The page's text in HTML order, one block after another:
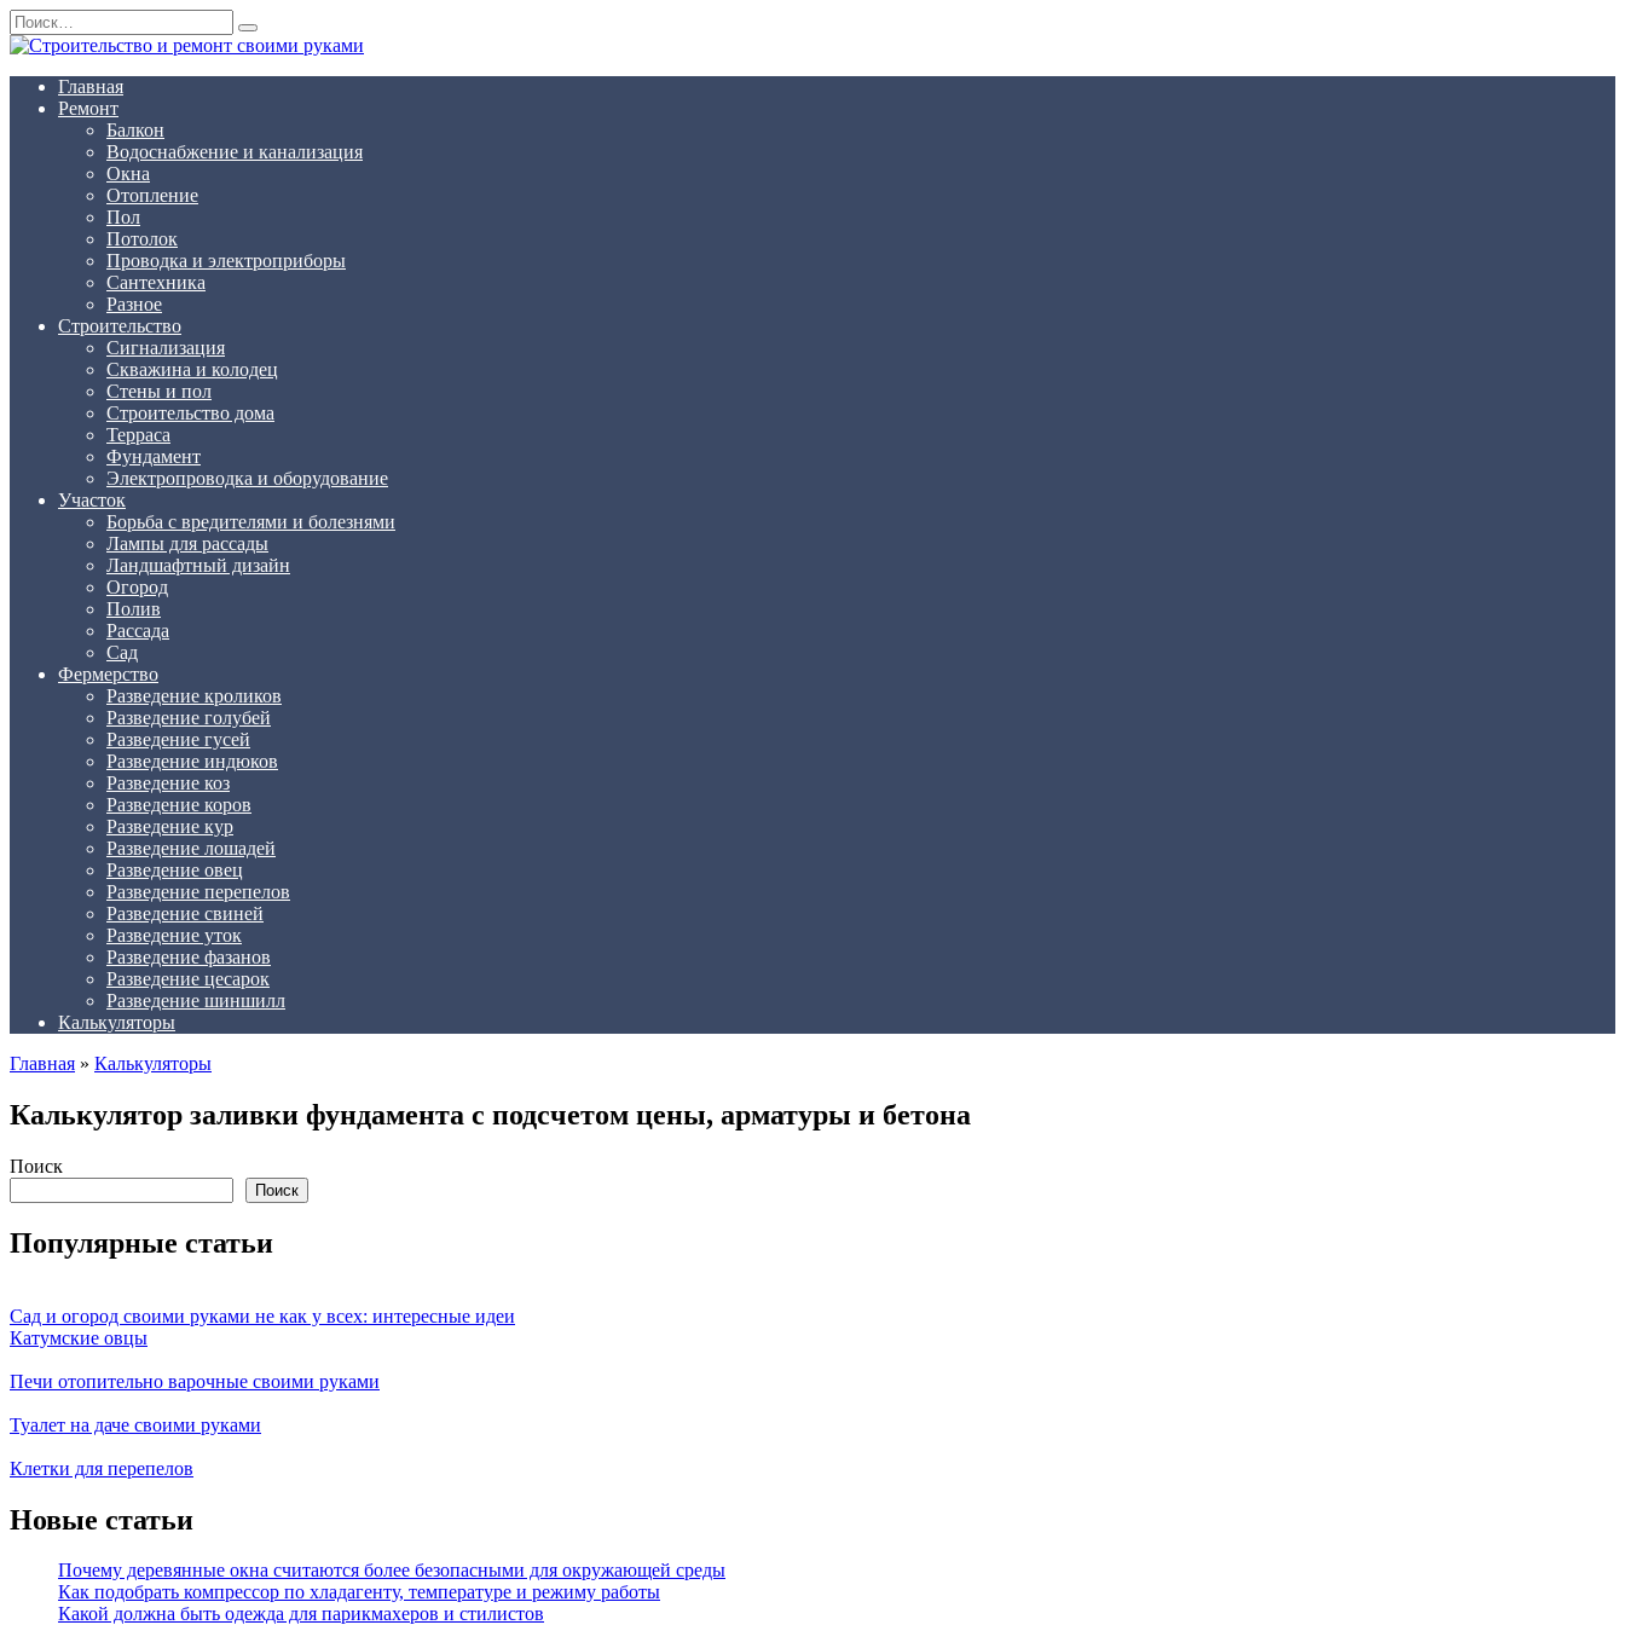
Перейти
к
содержанию
Search
for:
Главная
Ремонт
Балкон
Водоснабжение и канализация
Окна
Отопление
Пол
Потолок
Проводка и электроприборы
Сантехника
Разное
Строительство
Сигнализация
Скважина и колодец
Стены и пол
Строительство дома
Терраса
Фундамент
Электропроводка и оборудование
Участок
Борьба с вредителями и болезнями
Лампы для рассады
Ландшафтный дизайн
Огород
Полив
Рассада
Сад
Фермерство
Разведение кроликов
Разведение голубей
Разведение гусей
Разведение индюков
Разведение коз
Разведение коров
Разведение кур
Разведение лошадей
Разведение овец
Разведение перепелов
Разведение свиней
Разведение уток
Разведение фазанов
Разведение цесарок
Разведение шиншилл
Калькуляторы
Главная » Калькуляторы
Калькулятор заливки фундамента с подсчетом цены, арматуры и бетона
Поиск
Поиск
Популярные статьи
Сад и огород своими руками не как у всех: интересные идеи
Катумские овцы
Печи отопительно варочные своими руками
Туалет на даче своими руками
Клетки для перепелов
Новые статьи
Почему деревянные окна считаются более безопасными для окружающей среды
Как подобрать компрессор по хладагенту, температуре и режиму работы
Какой должна быть одежда для парикмахеров и стилистов